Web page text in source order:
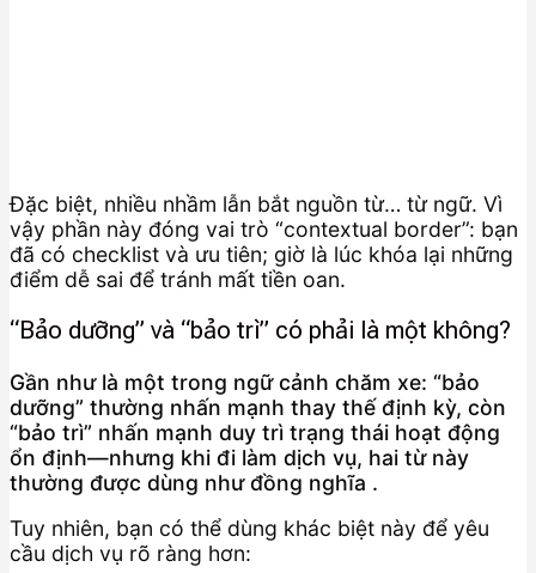
Đặc biệt, nhiều nhầm lẫn bắt nguồn từ… từ ngữ. Vì
vậy phần này đóng vai trò “contextual border”: bạn
đã có checklist và ưu tiên; giờ là lúc khóa lại những
điểm dễ sai để tránh mất tiền oan.
“Bảo dưỡng” và “bảo trì” có phải là một không?
Gần như là một trong ngữ cảnh chăm xe: “bảo
dưỡng” thường nhấn mạnh thay thế định kỳ, còn
“bảo trì” nhấn mạnh duy trì trạng thái hoạt động
ổn định—nhưng khi đi làm dịch vụ, hai từ này
thường được dùng như đồng nghĩa .
Tuy nhiên, bạn có thể dùng khác biệt này để yêu
cầu dịch vụ rõ ràng hơn: